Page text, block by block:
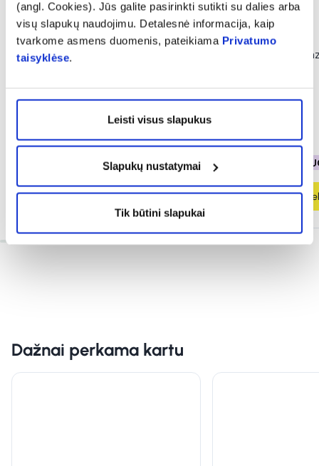
(angl. Cookies). Jūs galite pasirinkti sutikti su dalies arba
visų slapukų naudojimu. Detalesnė informacija, kaip
tvarkome asmens duomenis, pateikiama Privatumo
taisyklėse.
Leisti visus slapukus
Slapukų nustatymai
Tik būtini slapukai
-50%
DELIA tonuojantis BB kremas
% PAPILDOMA NUOLAIDA
Į krepšelį
-50%
DELIA makiažo
% PAPILDOMA
Į
Dažnai perkama kartu